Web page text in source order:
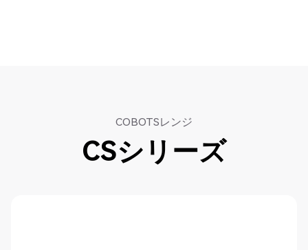
COBOTSレンジ
CSシリーズ